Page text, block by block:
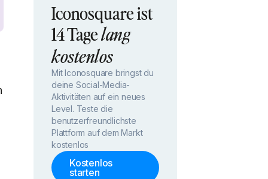
Iconosquare ist
14 Tagelang
kostenlos
Mit Iconosquare bringst du
deine Social-Media-
Aktivitäten auf ein neues
Level. Teste die
benutzerfreundlichste
Plattform auf dem Markt
kostenlos
Kostenlos
starten